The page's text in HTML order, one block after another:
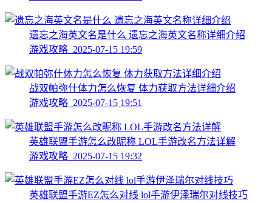
遗忘之海英文名是什么 遗忘之海英文名称详细介绍
游戏攻略 2025-07-15 19:59
战双帕弥什体力怎么恢复 体力获取方法详细介绍
游戏攻略 2025-07-15 19:51
英雄联盟手游怎么改昵称 LOL手游改名方法详解
游戏攻略 2025-07-15 19:32
英雄联盟手游EZ怎么对线 lol手游伊泽瑞尔对线技巧